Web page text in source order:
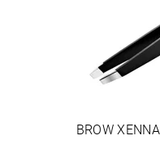
BROW